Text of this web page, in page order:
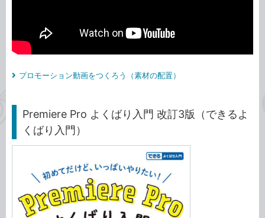
プロモーション動画をつくろう（素材の配置）
Premiere Pro よくばり入門 改訂3版（できるよ
くばり入門）